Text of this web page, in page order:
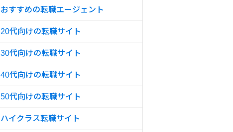
おすすめの転職エージェント
20代向けの転職サイト
30代向けの転職サイト
40代向けの転職サイト
50代向けの転職サイト
ハイクラス転職サイト